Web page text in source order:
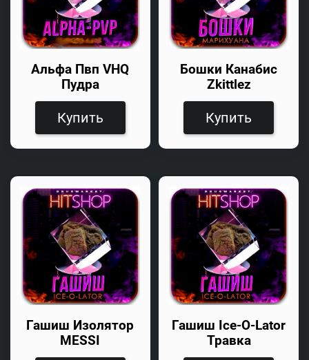
Альфа Пвп VHQ
Пудра
Купить
Бошки Канабис
Zkittlez
Купить
Гашиш Изолятор
MESSI
Гашиш Ice-O-Lator
Травка